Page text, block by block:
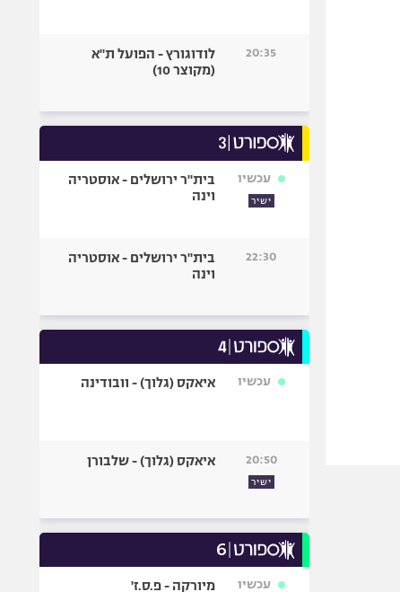
20:35
לודוגורץ - הפועל ת"א
(מקוצר 10)
עכשיו
ישיר
בית"ר ירושלים - אוסטריה
וינה
22:30
בית"ר ירושלים - אוסטריה
וינה
עכשיו איאקס (גלוך) - וובודינה
20:50
ישיר
איאקס (גלוך) - שלבורן
עכשיו מיורקה - פ.ס.ז'